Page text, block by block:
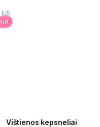
hit
Vištienos kepsneliai